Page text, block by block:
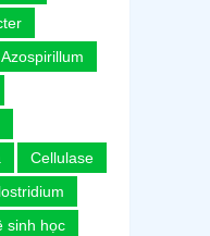
Azospirillum
Cellulase
sinh học